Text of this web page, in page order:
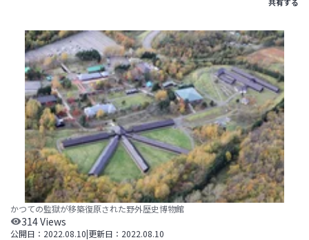
かつての監獄が移築復原された野外歴史博物館
314Views
公開日： 2022.08.10|更新日： 2022.08.10